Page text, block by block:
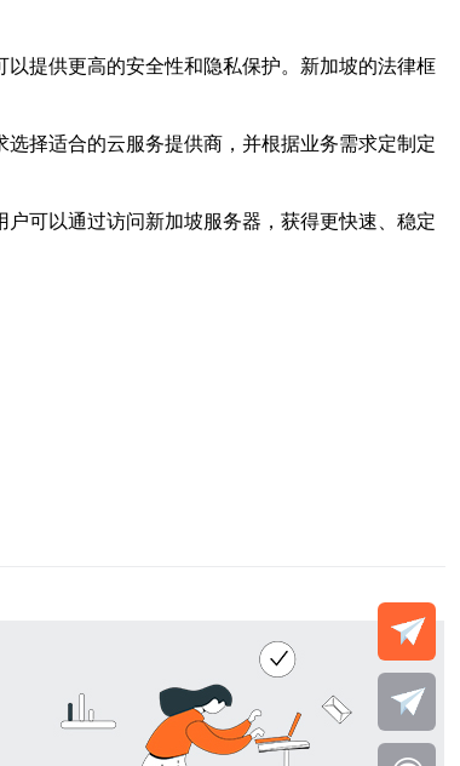
提供更高的安全性和隐私保护。新加坡的法律框
择适合的云服务提供商，并根据业务需求定制定
可以通过访问新加坡服务器，获得更快速、稳定